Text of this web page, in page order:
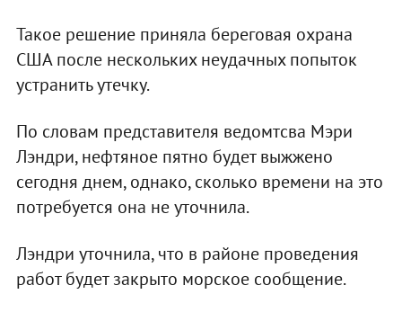
Такое решение приняла береговая охрана
США после нескольких неудачных попыток
устранить утечку.
По словам представителя ведомтсва Мэри
Лэндри, нефтяное пятно будет выжжено
сегодня днем, однако, сколько времени на это
потребуется она не уточнила.
Лэндри уточнила, что в районе проведения
работ будет закрыто морское сообщение.